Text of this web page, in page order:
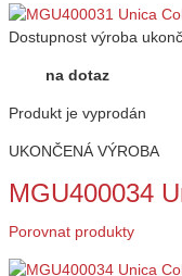
Dostupnost výroba
na dotaz
Produkt je vyprodán
UKONČENÁ VÝROBA
MGU400034
Porovnat produkty